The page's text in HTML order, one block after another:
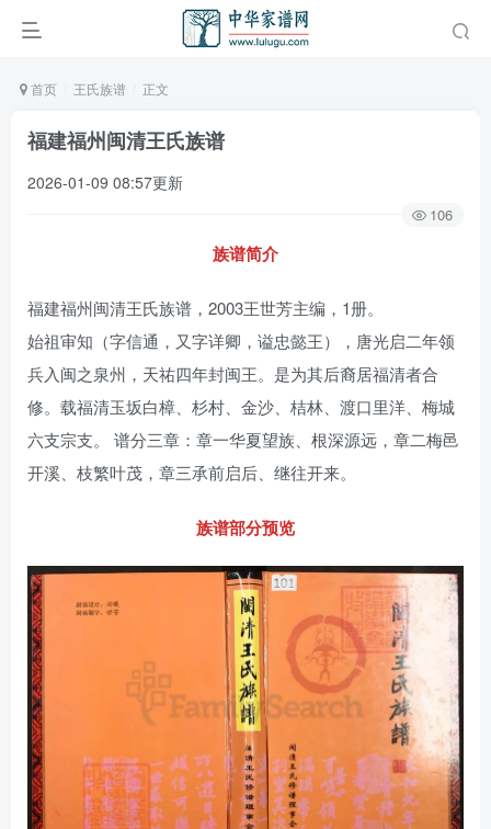
首页 王氏族谱 正文
福建福州闽清王氏族谱
2026-01-09 08:57更新
106
族谱简介
福建福州闽清王氏族谱，2003王世芳主编，1册。
始祖审知（字信通，又字详卿，谥忠懿王），唐光启二年领
兵入闽之泉州，天祐四年封闽王。是为其后裔居福清者合
修。载福清玉坂白樟、杉村、金沙、桔林、渡口里洋、梅城
六支宗支。 谱分三章：章一华夏望族、根深源远，章二梅邑
开溪、枝繁叶茂，章三承前启后、继往开来。
族谱部分预览